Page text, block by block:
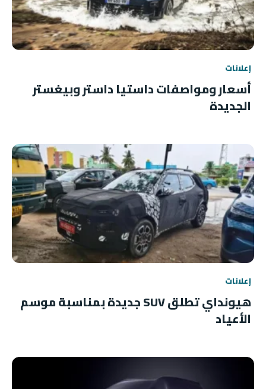
إعلانات
أسعار ومواصفات داستيا داستر وبيغستر
الجديدة
إعلانات
هيونداي تطلق SUV جديدة بمناسبة موسم
الأعياد